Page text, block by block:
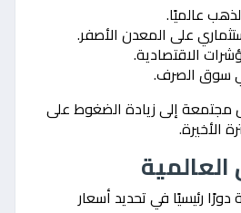
عالميًا.
على المعدن الأصفر.
الاقتصادية.
سوق الصرف.
إلى زيادة الضغوط على
الأخيرة.
العالمية
رئيسيًا في تحديد أسعار